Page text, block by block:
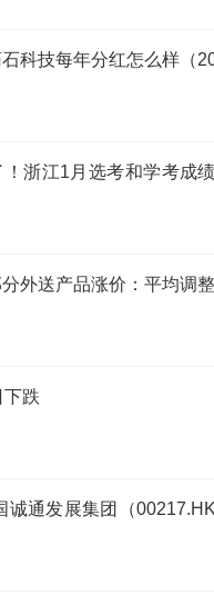
科技每年分红怎么样（
浙江1月选考和学考成
外送产品涨价：平均调
下跌
诚通发展集团（